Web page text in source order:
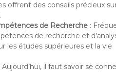
offrent des conseils précieux
de Recherche:
de recherche et
les études supérieures et la vie
il faut savoir se